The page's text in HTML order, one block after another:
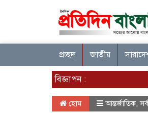
প্রচ্ছদ জাতীয়
বিজ্ঞাপন :
হোম আন্তর্জাতিক,